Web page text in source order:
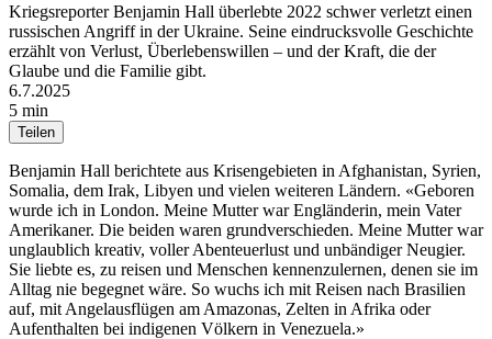
Kriegsreporter Benjamin Hall überlebte 2022 schwer verletzt einen
russischen Angriff in der Ukraine. Seine eindrucksvolle Geschichte
erzählt von Verlust, Überlebenswillen – und der Kraft, die der
Glaube und die Familie gibt.
6.7.2025
5 min
Teilen
Benjamin Hall berichtete aus Krisengebieten in Afghanistan, Syrien,
Somalia, dem Irak, Libyen und vielen weiteren Ländern. «Geboren
wurde ich in London. Meine Mutter war Engländerin, mein Vater
Amerikaner. Die beiden waren grundverschieden. Meine Mutter war
unglaublich kreativ, voller Abenteuerlust und unbändiger Neugier.
Sie liebte es, zu reisen und Menschen kennenzulernen, denen sie im
Alltag nie begegnet wäre. So wuchs ich mit Reisen nach Brasilien
auf, mit Angelausflügen am Amazonas, Zelten in Afrika oder
Aufenthalten bei indigenen Völkern in Venezuela.»